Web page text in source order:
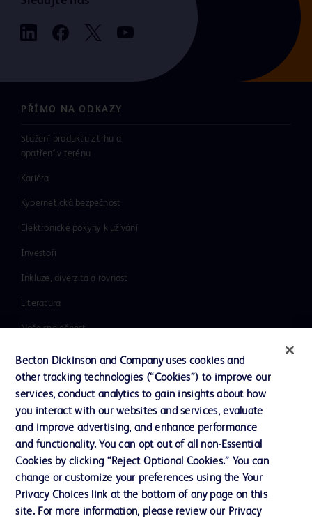
PŘÍMO NA ODKAZY
Stažení produktu z trhu a
opatření v terénu
Kariéra
Kybernetická bezpečnost
Elektronické pokyny k užívání
Investoři
Inkluze, diverzita a rovnost
Literatura
Naše společnost
Podpora
Kontaktujte nás
Předvolby souborů cookie
Soukromí
Podmínky použití
Becton Dickinson and Company uses cookies and
other tracking technologies (“Cookies”) to improve our
services, conduct analytics to gain insights about how
you interact with our websites and services, evaluate
and improve advertising, and enhance performance
and functionality. You can opt out of all non-Essential
Cookies by clicking “Reject Optional Cookies.” You can
change or customize your preferences using the Your
Privacy Choices link at the bottom of any page on this
site. For more information, please review our Privacy